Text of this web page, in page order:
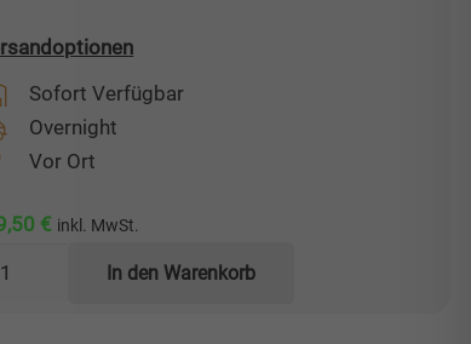
Sofort Verfügbar
Overnight
Vor Ort
€ inkl. MwSt.
In den Warenkorb